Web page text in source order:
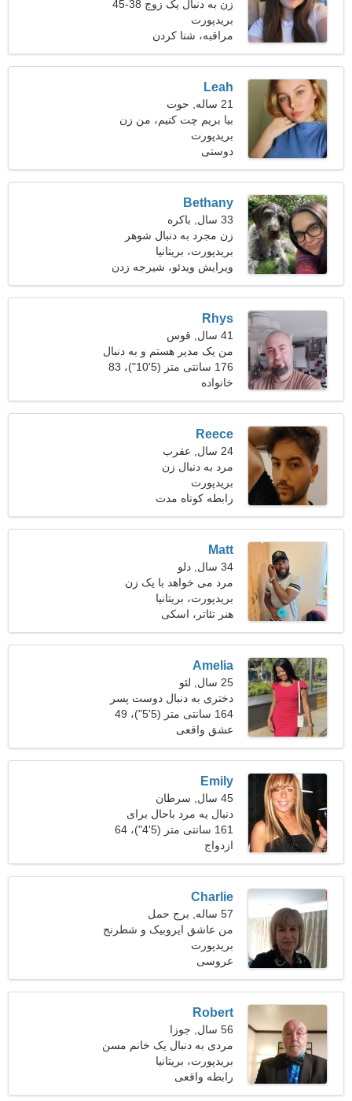
زن به دنبال یک زوج 38-45
بریدپورت
مراقبه، شنا كردن
Leah
21 ساله, حوت
بیا بریم چت کنیم، من زن
فوق العاده ای هستم
بریدپورت
دوستی
Bethany
33 سال, باکره
زن مجرد به دنبال شوهر
بریدپورت، بریتانیا
ویرایش ویدئو، شیرجه زدن
Rhys
41 سال, قوس
من یک مدیر هستم و به دنبال
یک زن متواضع هستم
176 سانتی متر (5'10")، 83
کیلوگرم (182 پوند)
خانواده
Reece
24 سال, عقرب
مرد به دنبال زن
بریدپورت
رابطه کوتاه مدت
Matt
34 سال, دلو
مرد می خواهد با یک زن
ملاقات کند 25-29
بریدپورت، بریتانیا
هنر تئاتر، اسکی
Amelia
25 سال, لئو
دختری به دنبال دوست پسر
30-36
164 سانتی متر (5'5")، 49
کیلوگرم (108 پوند)
عشق واقعی
Emily
45 سال, سرطان
دنبال یه مرد باحال برای
مسافرت میگردم
161 سانتی متر (5'4")، 64
کیلوگرم (141 پوند)
ازدواج
Charlie
57 ساله, برج حمل
من عاشق ایروبیک و شطرنج
هستم
بریدپورت
عروسی
Robert
56 سال, جوزا
مردی به دنبال یک خانم مسن
47-53
بریدپورت، بریتانیا
رابطه واقعی